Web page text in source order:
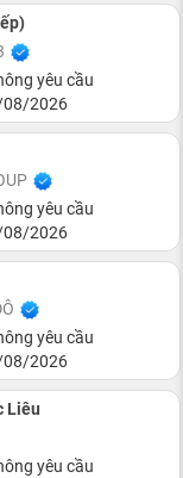
yêu cầu
2026
yêu cầu
2026
yêu cầu
2026
Liêu
yêu cầu